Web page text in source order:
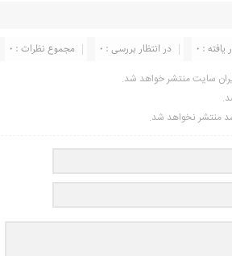
مجموع نظرات : 0 در انتظار بررسی : 0 یافته : 0
سایت منتشر خواهد شد.
منتشر نخواهد شد.